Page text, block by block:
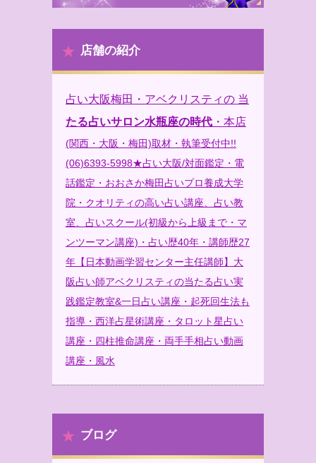
店舗の紹介
占い大阪梅田・アベクリスティの 当
たる占いサロン水瓶座の時代 ・本店
(関西・大阪・梅田)取材・執筆受付中!!
(06)6393-5998★占い大阪/対面鑑定・電
話鑑定・おおさか梅田占いプロ養成大学
院・クオリティの高い占い講座、占い教
室、占いスクール(初級から上級まで・マ
ンツーマン講座)・占い歴40年・講師歴27
年【日本動画学習センター主任講師】大
阪占い師アベクリスティの当たる占い実
践鑑定教室&一日占い講座・起死回生法も
指導・西洋占星術講座・タロット星占い
講座・四柱推命講座・両手手相占い動画
講座・風水
ブログ